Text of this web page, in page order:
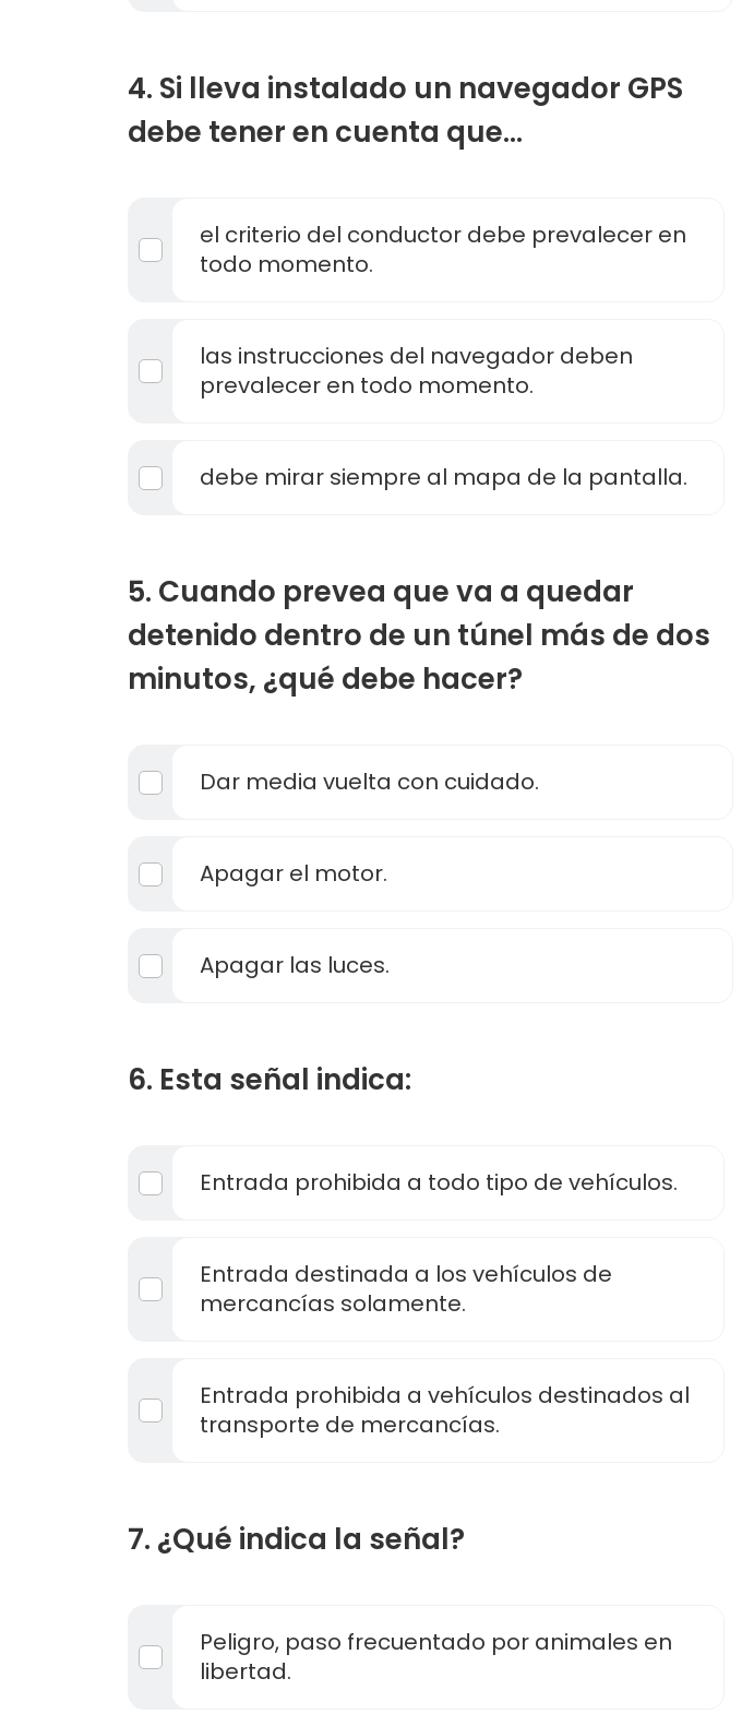
4. Si lleva instalado un navegador GPS
debe tener en cuenta que...
el criterio del conductor debe prevalecer en
todo momento.
las instrucciones del navegador deben
prevalecer en todo momento.
debe mirar siempre al mapa de la pantalla.
5. Cuando prevea que va a quedar
detenido dentro de un túnel más de dos
minutos, ¿qué debe hacer?
Dar media vuelta con cuidado.
Apagar el motor.
Apagar las luces.
6. Esta señal indica:
Entrada prohibida a todo tipo de vehículos.
Entrada destinada a los vehículos de
mercancías solamente.
Entrada prohibida a vehículos destinados al
transporte de mercancías.
7. ¿Qué indica la señal?
Peligro, paso frecuentado por animales en
libertad.